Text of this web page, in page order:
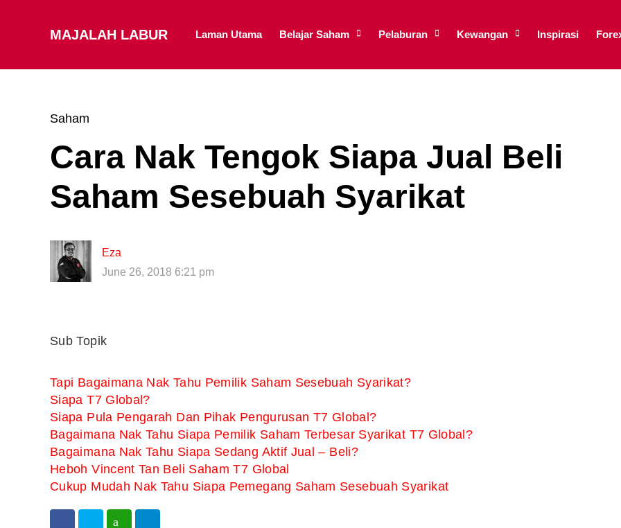
MAJALAH LABUR Laman Utama Belajar Saham Pelaburan Kewangan Inspirasi
Saham
Cara Nak Tengok Siapa Jual Beli
Saham Sesebuah Syarikat
Eza
June 26, 2018 6:21 pm
Sub Topik
Tapi Bagaimana Nak Tahu Pemilik Saham Sesebuah Syarikat?
Siapa T7 Global?
Siapa Pula Pengarah Dan Pihak Pengurusan T7 Global?
Bagaimana Nak Tahu Siapa Pemilik Saham Terbesar Syarikat T7 Global?
Bagaimana Nak Tahu Siapa Sedang Aktif Jual – Beli?
Heboh Vincent Tan Beli Saham T7 Global
Cukup Mudah Nak Tahu Siapa Pemegang Saham Sesebuah Syarikat